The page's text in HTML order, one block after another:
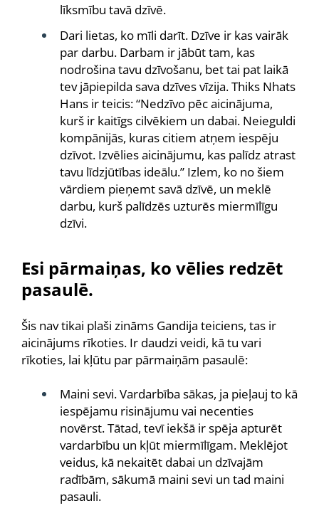
līksmību tavā dzīvē.
Dari lietas, ko mīli darīt. Dzīve ir kas vairāk
par darbu. Darbam ir jābūt tam, kas
nodrošina tavu dzīvošanu, bet tai pat laikā
tev jāpiepilda sava dzīves vīzija. Thiks Nhats
Hans ir teicis: “Nedzīvo pēc aicinājuma,
kurš ir kaitīgs cilvēkiem un dabai. Neieguldi
kompānijās, kuras citiem atņem iespēju
dzīvot. Izvēlies aicinājumu, kas palīdz atrast
tavu līdzjūtības ideālu.” Izlem, ko no šiem
vārdiem pieņemt savā dzīvē, un meklē
darbu, kurš palīdzēs uzturēs miermīlīgu
dzīvi.
Esi pārmaiņas, ko vēlies redzēt
pasaulē.
Šis nav tikai plaši zināms Gandija teiciens, tas ir
aicinājums rīkoties. Ir daudzi veidi, kā tu vari
rīkoties, lai kļūtu par pārmaiņām pasaulē:
Maini sevi. Vardarbība sākas, ja pieļauj to kā
iespējamu risinājumu vai necenties
novērst. Tātad, tevī iekšā ir spēja apturēt
vardarbību un kļūt miermīlīgam. Meklējot
veidus, kā nekaitēt dabai un dzīvajām
radībām, sākumā maini sevi un tad maini
pasauli.